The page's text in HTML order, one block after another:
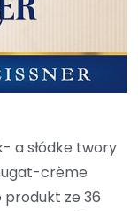
a słódke twory
crème
produkt ze 36